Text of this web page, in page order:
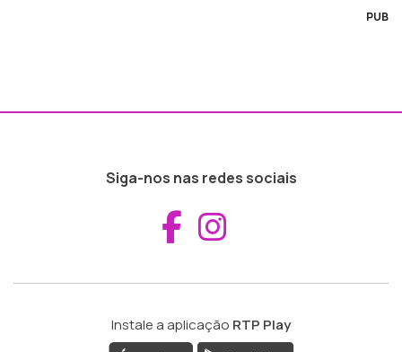
PUB
Siga-nos nas redes sociais
Aceder ao
Instale a aplicação RTP Play